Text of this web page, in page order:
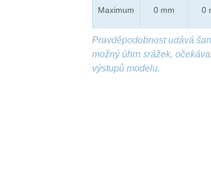
Maximum 0 mm 0
Pravděpodobnost udává
možný úhrn srážek,
výstupů modelu.